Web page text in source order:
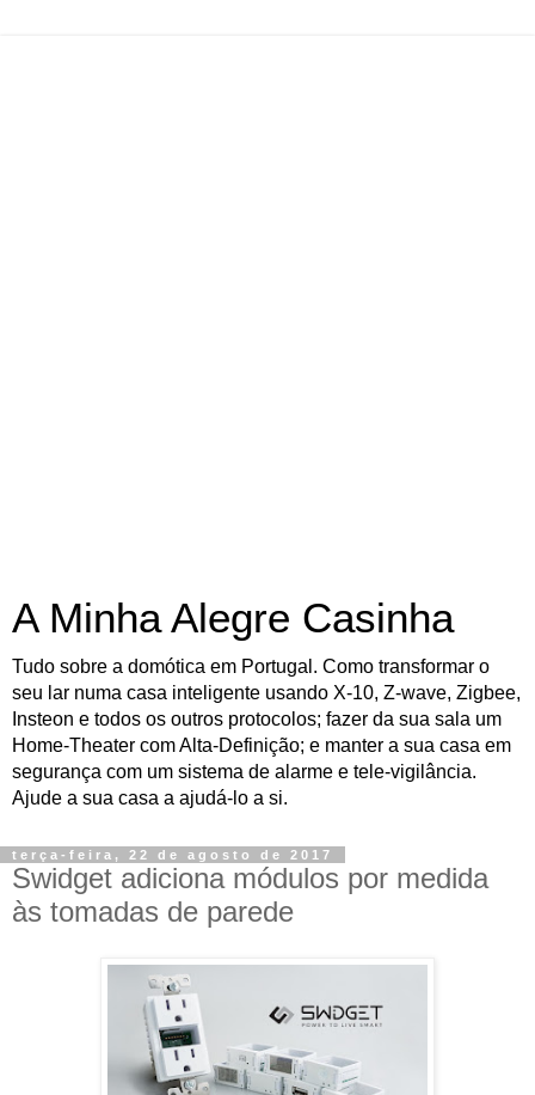
A Minha Alegre Casinha
Tudo sobre a domótica em Portugal. Como transformar o
seu lar numa casa inteligente usando X-10, Z-wave, Zigbee,
Insteon e todos os outros protocolos; fazer da sua sala um
Home-Theater com Alta-Definição; e manter a sua casa em
segurança com um sistema de alarme e tele-vigilância.
Ajude a sua casa a ajudá-lo a si.
terça-feira, 22 de agosto de 2017
Swidget adiciona módulos por medida
às tomadas de parede